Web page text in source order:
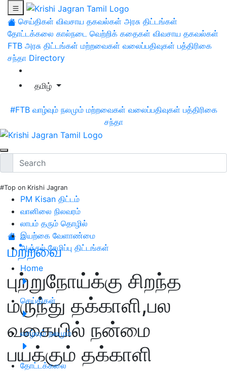
செய்திகள் விவசாய தகவல்கள் அரசு திட்டங்கள்
தோட்டக்கலை கால்நடை வெற்றிக் கதைகள் விவசாய தகவல்கள்
FTB அரசு திட்டங்கள் மற்றவைகள் வலைப்பதிவுகள் பத்திரிகை
சந்தா Directory
தமிழ்
#FTB வாழ்வும் நலமும் மற்றவைகள் வலைப்பதிவுகள் பத்திரிகை
சந்தா
#Top on Krishi Jagran
PM Kisan திட்டம்
வானிலை நிலவரம்
லாபம் தரும் தொழில்
இயற்கை வேளாண்மை
அஞ்சல் சேமிப்பு திட்டங்கள்
Home
செய்திகள்
வாழ்வும் நலமும்
தோட்டக்கலை
மற்றவை
புற்றுநோய்க்கு சிறந்த
மருந்து தக்காளி,பல
வகையில் நன்மை
பயக்கும் தக்காளி